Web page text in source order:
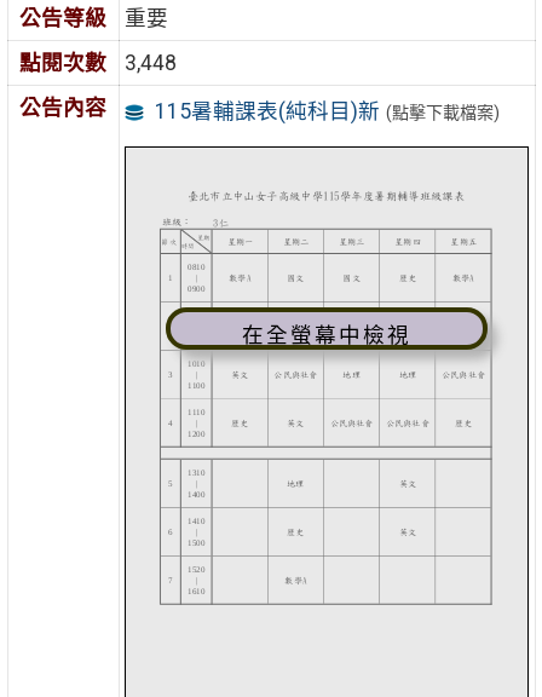
公告等級
重要
點閱次數
3,448
公告內容
115暑輔課表(純科目)新 (點擊下載檔案)
在全螢幕中檢視